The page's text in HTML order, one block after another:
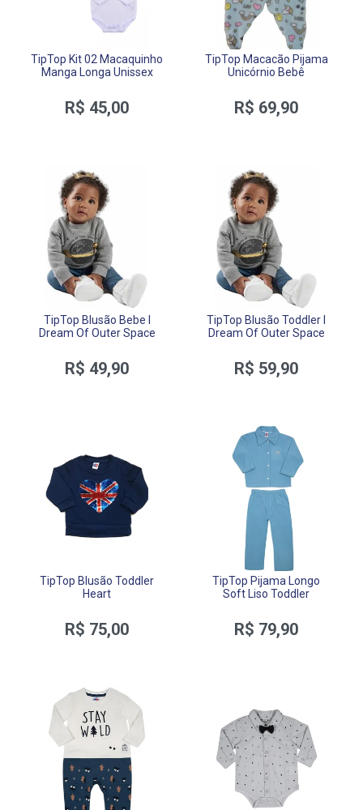
TipTop Kit 02 Macaquinho
Manga Longa Unissex
R$ 45,00
TipTop Macacão Pijama
Unicórnio Bebê
R$ 69,90
TipTop Blusão Bebe I
Dream Of Outer Space
R$ 49,90
TipTop Blusão Toddler I
Dream Of Outer Space
R$ 59,90
TipTop Blusão Toddler
Heart
R$ 75,00
TipTop Pijama Longo
Soft Liso Toddler
R$ 79,90